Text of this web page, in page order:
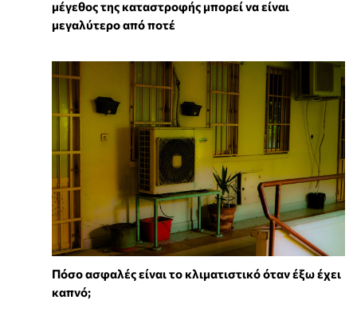
μέγεθος της καταστροφής μπορεί να είναι
μεγαλύτερο από ποτέ
Πόσο ασφαλές είναι το κλιματιστικό όταν έξω έχει
καπνό;